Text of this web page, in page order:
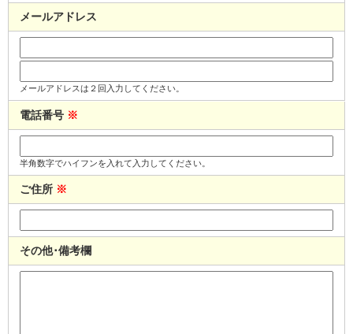
メールアドレス
メールアドレスは２回入力してください。
電話番号 ※
半角数字でハイフンを入れて入力してください。
ご住所 ※
その他･備考欄